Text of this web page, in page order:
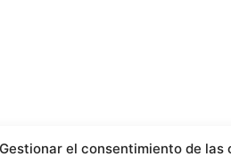
Gestionar el consentimiento de las